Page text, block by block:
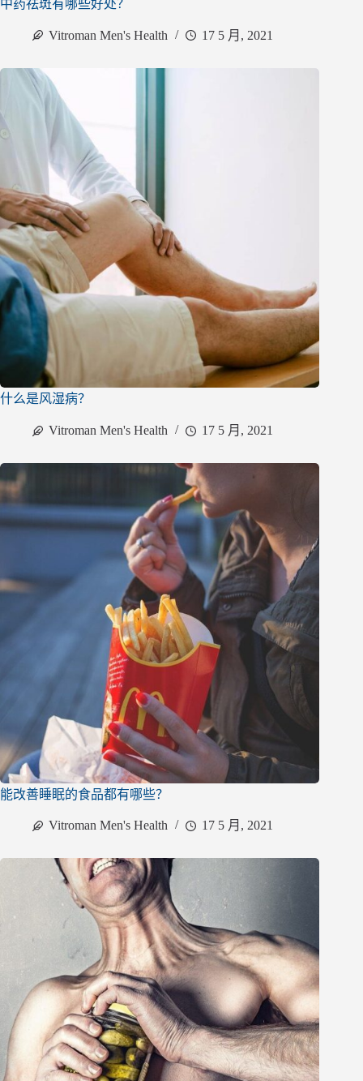
中药祛斑有哪些好处？
Vitroman Men's Health 17 5 月, 2021
什么是风湿病？
Vitroman Men's Health 17 5 月, 2021
能改善睡眠的食品都有哪些？
Vitroman Men's Health 17 5 月, 2021